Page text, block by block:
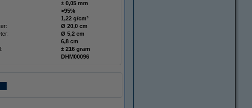
± 0,05 mm
>95%
1,22 g/cm³
Ø 20,0 cm
Ø 5,2 cm
6,8 cm
± 216 gram
DHM00096